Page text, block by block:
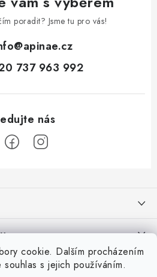
cookie. Dalším procházením
s jejich používáním.
poradit? Jsme tu pro vás!
@apinae.cz
737 963 992
údajů